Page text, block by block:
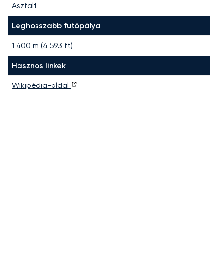
Aszfalt
Leghosszabb futópálya
1 400 m (4 593 ft)
Hasznos linkek
Wikipédia-oldal